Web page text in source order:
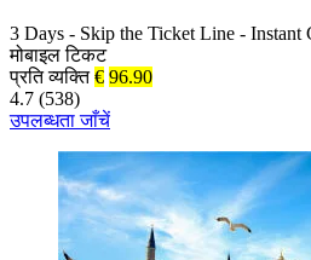
3 Days - Skip the Ticket Line - Instant
मोबाइल टिकट
प्रति व्यक्ति € 96.90
4.7 (538)
उपलब्धता जाँचें